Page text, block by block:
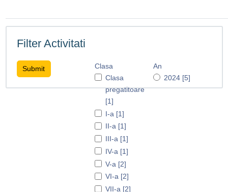
Filter Activitati
An
2024 [5]
Clasa
Clasa
pregatitoare
[1]
I-a [1]
II-a [1]
III-a [1]
IV-a [1]
V-a [2]
VI-a [2]
VII-a [2]